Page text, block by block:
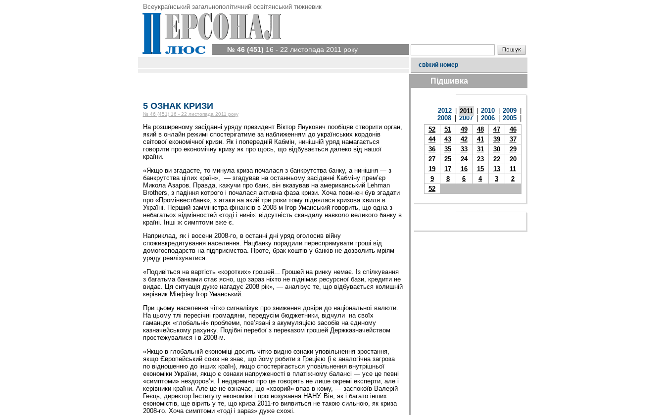
Всеукраїнський загальнополітичний освітянський тижневик
№ 46 (451) 16 - 22 листопада 2011 року
свіжий номер
5 ОЗНАК КРИЗИ
№ 46 (451) 16 - 22 листопада 2011 року
На розширеному засіданні уряду президент Віктор Янукович пообіцяв створити орган,
який в онлайн режимі спостерігатиме за наближенням до українських кордонів
світової економічної кризи. Як і попередній Кабмін, нинішній уряд намагається
говорити про економічну кризу як про щось, що відбувається далеко від нашої
країни.
«Якщо ви згадаєте, то минула криза почалася з банкрутства банку, а нинішня — з
банкрутства цілих країн», — згадував на останньому засіданні Кабміну прем’єр
Микола Азаров. Правда, кажучи про банк, він вказував на американський Lehman
Brothers, з падіння котрого і почалася активна фаза кризи. Хоча повинен був згадати
про «Промінвестбанк», з атаки на який три роки тому піднялася кризова хвиля в
Україні. Перший замміністра фінансів в 2008-м Ігор Уманський говорить, що одна з
небагатьох від­мінностей «тоді і нині»: відсутність скандалу навколо великого банку в
країні. Інші ж симптоми вже є.
Наприклад, як і восени 2008-го, в останні дні уряд оголосив війну
споживкредитування населення. Нацбанку порадили переспрямувати гроші від
домогосподарств на підприємства. Проте, брак коштів у банків не дозволить мріям
уряду реалізуватися.
«Подивіться на вартість «коротких» грошей... Грошей на ринку немає. Із спілкування
з багатьма банками стає ясно, що зараз ніхто не піднімає ресурсної бази, кредити не
видає. Ця ситуація дуже нагадує 2008 рік», — аналізує те, що відбувається колишній
керівник Мінфіну Ігор Уманський.
При цьому населення чітко сигналізує про зниження довіри до національної валюти.
На цьому тлі пересічні громадяни, передусім бюджетники, відчули на своїх
гаманцях «глобальні» проблеми, пов’язані з акумуляцією засобів на єдиному
казначейському рахунку. Подібні перебої з переказом грошей Держказначейством
простежувалися і в 2008-м.
«Якщо в глобальній економіці досить чітко видно ознаки уповільнення зростання,
якщо Європейський союз не знає, що йому робити з Грецією (і є аналогічна загроза
по відношенню до інших країн), якщо спостерігається уповільнення внутрішньої
економіки України, якщо є ознаки напруженості в платіжному балансі — усе це певні
«симптоми» нездоров’я. І недаремно про це говорять не лише окремі експерти, але і
керівники країни. Але це не означає, що «хворий» впав в кому, — заспокоїв Валерій
Геєць, директор Інституту економіки і прогнозування НАНУ. Він, як і багато інших
економістів, ще вірить у те, що криза 2011-го виявиться не такою сильною, як криза
2008-го. Хоча симптоми «тоді і зараз» дуже схожі.
Підшивка
2012 2011 2010 2009
2008
2007 2006 2005
52
51 49 48 47
46
44
43 42 41 39
37
36
35 33 31 30
29
27
25 24 23 22
20
19
17 16 15 13
11
9
8 6 4 3
2
52